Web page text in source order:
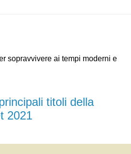
sopravvivere ai tempi moderni e
titoli della
2021